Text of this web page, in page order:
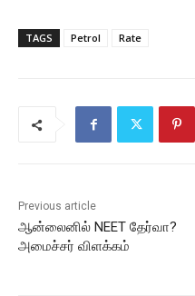
TAGS Petrol Rate
Previous article
ஆன்லைனில் NEET தேர்வா?
அமைச்சர் விளக்கம்